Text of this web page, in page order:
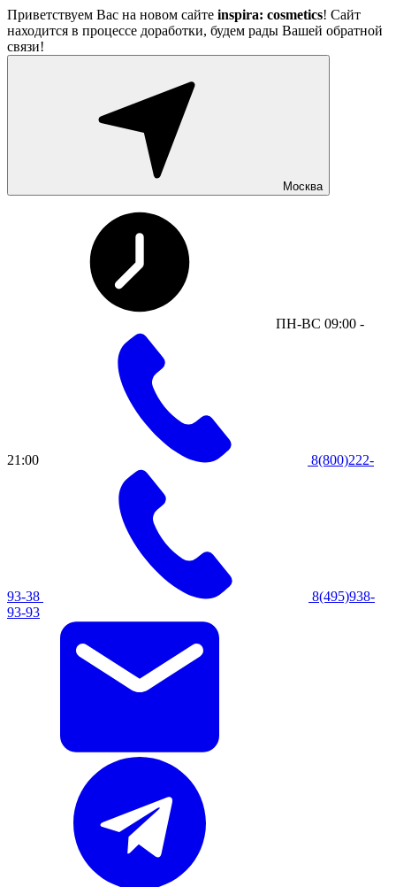
Приветствуем Вас на новом сайте inspira: cosmetics! Сайт
находится в процессе доработки, будем рады Вашей обратной
связи!
Москва
ПН-ВС 09:00 -
21:00 8(800)222-
93-38
8(495)938-
93-93